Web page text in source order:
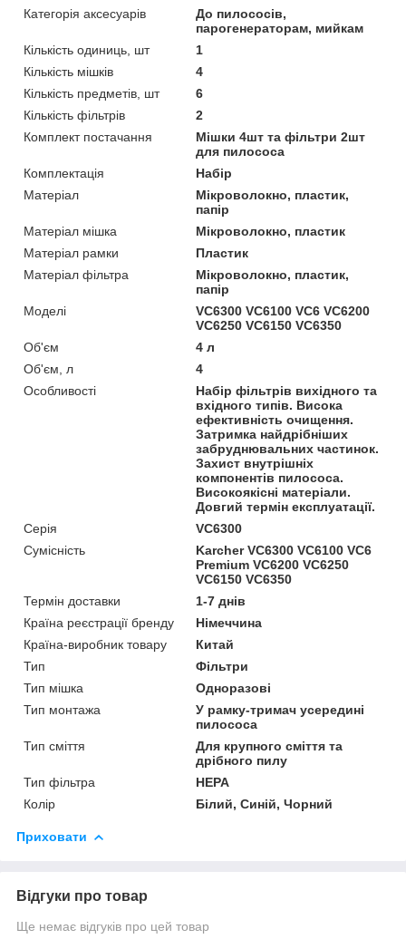
Категорія аксесуарів
До пилососів,
парогенераторам, мийкам
Кількість одиниць, шт
1
Кількість мішків
4
Кількість предметів, шт
6
Кількість фільтрів
2
Комплект постачання
Мішки 4шт та фільтри 2шт
для пилососа
Комплектація
Набір
Матеріал
Мікроволокно, пластик,
папір
Матеріал мішка
Мікроволокно, пластик
Матеріал рамки
Пластик
Матеріал фільтра
Мікроволокно, пластик,
папір
Моделі
VC6300 VC6100 VC6 VC6200
VC6250 VC6150 VC6350
Об'єм
4 л
Об'єм, л
4
Особливості
Набір фільтрів вихідного та
вхідного типів. Висока
ефективність очищення.
Затримка найдрібніших
забруднювальних частинок.
Захист внутрішніх
компонентів пилососа.
Високоякісні матеріали.
Довгий термін експлуатації.
Серія
VC6300
Сумісність
Karcher VC6300 VC6100 VC6
Premium VC6200 VC6250
VC6150 VC6350
Термін доставки
1-7 днів
Країна реєстрації бренду
Німеччина
Країна-виробник товару
Китай
Тип
Фільтри
Тип мішка
Одноразові
Тип монтажа
У рамку-тримач усередині
пилососа
Тип сміття
Для крупного сміття та
дрібного пилу
Тип фільтра
HEPA
Колір
Білий, Синій, Чорний
Приховати
Відгуки про товар
Ще немає відгуків про цей товар